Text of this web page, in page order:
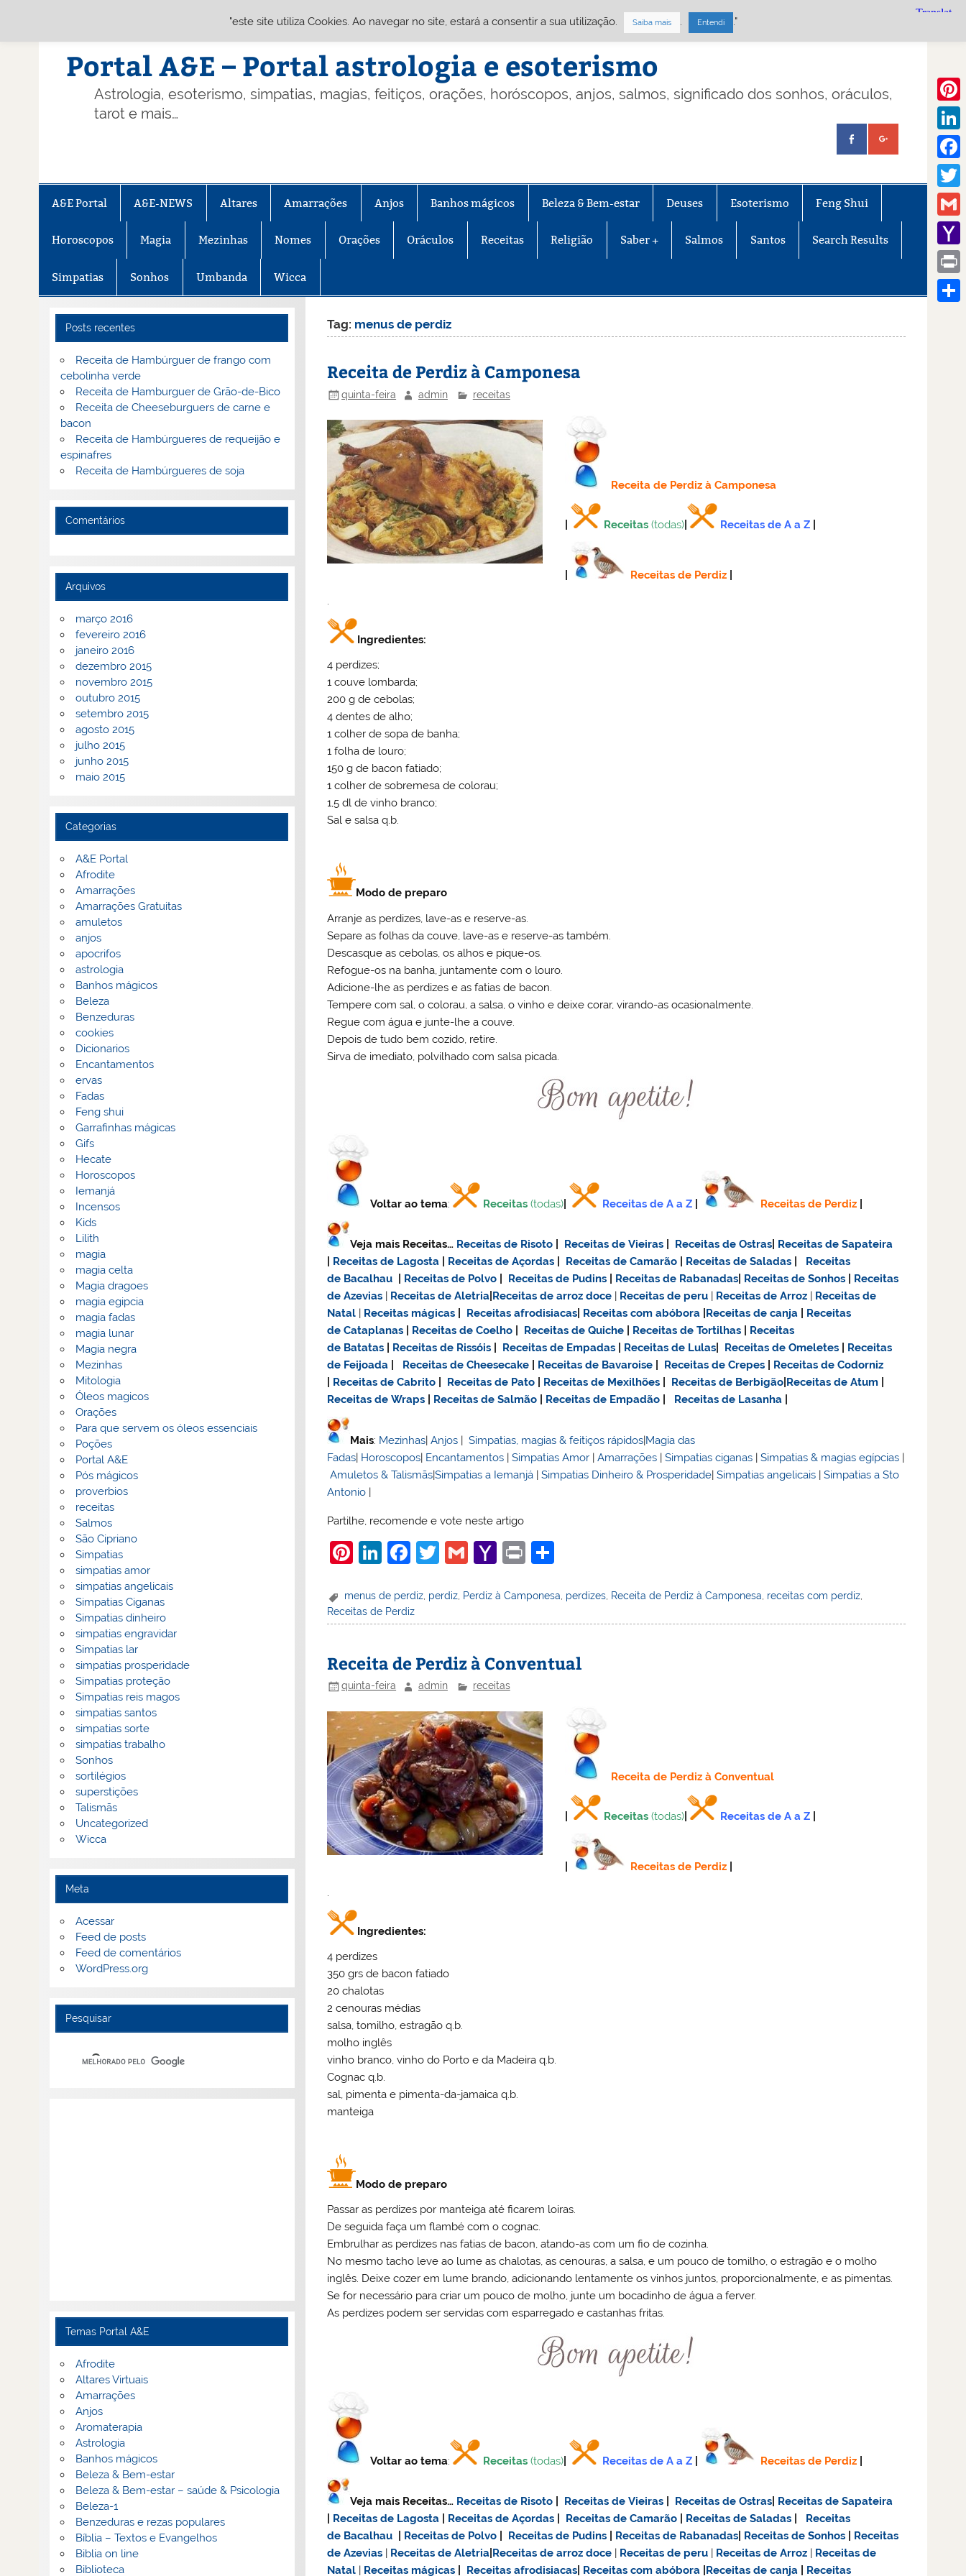
Portal A&E – Portal astrologia e esoterismo
Astrologia, esoterismo, simpatias, magias, feitiços, orações, horóscopos, anjos, salmos, significado dos sonhos, oráculos,
tarot e mais…
A&E Portal A&E-NEWS Altares Amarrações Anjos Banhos mágicos Beleza & Bem-estar Deuses Esoterismo Feng Shui
Horoscopos Magia Mezinhas Nomes Orações Oráculos Receitas Religião Saber + Salmos Santos Search Results
Simpatias Sonhos Umbanda Wicca
Tag: menus de perdiz
Receita de Perdiz à Camponesa
quinta-feira admin receitas
Receita de Perdiz à Camponesa
Receitas (todas)| Receitas de A a Z
Receitas de Perdiz
Ingredientes:
4 perdizes;
1 couve lombarda;
200 g de cebolas;
4 dentes de alho;
1 colher de sopa de banha;
1 folha de louro;
150 g de bacon fatiado;
1 colher de sobremesa de colorau;
1,5 dl de vinho branco;
Sal e salsa q.b.
Modo de preparo
Arranje as perdizes, lave-as e reserve-as.
Separe as folhas da couve, lave-as e reserve-as também.
Descasque as cebolas, os alhos e pique-os.
Refogue-os na banha, juntamente com o louro.
Adicione-lhe as perdizes e as fatias de bacon.
Tempere com sal, o colorau, a salsa, o vinho e deixe corar, virando-as ocasionalmente.
Regue com água e junte-lhe a couve.
Depois de tudo bem cozido, retire.
Sirva de imediato, polvilhado com salsa picada.
Voltar ao tema: Receitas (todas) Receitas de A a Z Receitas de Perdiz
Veja mais Receitas… Receitas de Risoto Receitas de Vieiras Receitas de Ostras
Receitas de Sapateira
Receitas de Lagosta Receitas de Açordas Receitas de Camarão Receitas de Saladas
Receitas
de Bacalhau
Receitas de Polvo Receitas de Pudins Receitas de Rabanadas Receitas de Sonhos
Receitas
de Azevias
Receitas de Aletria Receitas dearroz doce Receitas de peru Receitas de Arroz
Receitas de
Natal
Receitas mágicas Receitas afrodisiacas Receitas com abóbora Receitas de canja
Receitas
de Cataplanas
Receitas de Coelho Receitas de Quiche Receitas de Tortilhas
Receitas
de Batatas
Receitas de Rissóis Receitas de Empadas Receitas de Lulas Receitas de Omeletes
Receitas
de Feijoada
Receitas de Cheesecake Receitas de Bavaroise Receitas de Crepes
Receitas de Codorniz
Receitas de Cabrito Receitas de Pato Receitas de Mexilhões Receitas de Berbigão Receitas de Atum
Receitas de Wraps
Receitas de Salmão Receitas de Empadão Receitas de Lasanha
Mais: Mezinhas|Anjos |Simpatias, magias & feitiços rápidos|Magia das
Fadas| Horoscopos| Encantamentos |Simpatias Amor |Amarrações |Simpatias ciganas |Simpatias & magias egípcias |
Amuletos & Talismãs|Simpatias a Iemanjá |Simpatias Dinheiro & Prosperidade|Simpatias angelicais |Simpatias a Sto
Antonio |
Partilhe, recomende e vote neste artigo
Pi
er
e
Li
k
e
n
F
c
e
o
o
k
T
itt
er
G
ai
l
Y
h
o
M
ai
l
Pr
t
ar
e
menus de perdiz, perdiz, Perdiz à Camponesa, perdizes, Receita de Perdiz à Camponesa, receitas com perdiz,
Receitas de Perdiz
Receita de Perdiz à Conventual
quinta-feira admin receitas
Receita de Perdiz à Conventual
Receitas (todas)| Receitas de A a Z
Receitas de Perdiz|
Ingredientes:
4 perdizes
350 grs de bacon fatiado
20 chalotas
2 cenouras médias
salsa, tomilho, estragão q.b.
molho inglês
vinho branco, vinho do Porto e da Madeira q.b.
Cognac q.b.
sal, pimenta e pimenta-da-jamaica q.b.
manteiga
Modo de preparo
Passar as perdizes por manteiga até ficarem loiras.
De seguida faça um flambé com o cognac.
Embrulhar as perdizes nas fatias de bacon, atando-as com um fio de cozinha.
No mesmo tacho leve ao lume as chalotas, as cenouras, a salsa, e um pouco de tomilho, o estragão e o molho
inglês. Deixe cozer em lume brando, adicionando lentamente os vinhos juntos, proporcionalmente, e as pimentas.
Se for necessário para criar um pouco de molho, junte um bocadinho de água a ferver.
As perdizes podem ser servidas com esparregado e castanhas fritas.
Voltar ao tema: Receitas (todas) Receitas de A a Z Receitas de Perdiz
Veja mais Receitas… Receitas de Risoto Receitas de Vieiras Receitas de Ostras Receitas de Sapateira
Receitas de Lagosta Receitas de Açordas Receitas de Camarão Receitas de Saladas
Receitas
de Bacalhau
Receitas de Polvo Receitas de Pudins Receitas de Rabanadas Receitas de Sonhos
Receitas
de Azevias | Receitas de Aletria Receitas dearroz doce | Receitas de peru | Receitas de Arroz | Receitas de
Natal | Receitas mágicas Receitas afrodisiacas Receitas com abóbora Receitas de canja Receitas
Posts recentes
Receita de Hambúrguer de frango com
cebolinha verde
Receita de Hamburguer de Grão-de-Bico
Receita de Cheeseburguers de carne e
bacon
Receita de Hambúrgueres de requeijão e
espinafres
Receita de Hambúrgueres de soja
Comentários
Arquivos
março 2016
fevereiro 2016
janeiro 2016
dezembro 2015
novembro 2015
outubro 2015
setembro 2015
agosto 2015
julho 2015
junho 2015
maio 2015
Categorias
A&E Portal
Afrodite
Amarrações
Amarrações Gratuitas
amuletos
anjos
apocrifos
astrologia
Banhos mágicos
Beleza
Benzeduras
cookies
Dicionarios
Encantamentos
ervas
Fadas
Feng shui
Garrafinhas mágicas
Gifs
Hecate
Horoscopos
Iemanjá
Incensos
Kids
Lilith
magia
magia celta
Magia dragoes
magia egipcia
magia fadas
magia lunar
Magia negra
Mezinhas
Mitologia
Óleos magicos
Orações
Para que servem os óleos essenciais
Poções
Portal A&E
Pós mágicos
proverbios
receitas
Salmos
São Cipriano
Simpatias
simpatias amor
simpatias angelicais
Simpatias Ciganas
Simpatias dinheiro
simpatias engravidar
Simpatias lar
simpatias prosperidade
Simpatias proteção
Simpatias reis magos
simpatias santos
simpatias sorte
simpatias trabalho
Sonhos
sortilégios
superstições
Talismãs
Uncategorized
Wicca
Meta
Acessar
Feed de posts
Feed de comentários
WordPress.org
Pesquisar
Temas Portal A&E
Afrodite
Altares Virtuais
Amarrações
Anjos
Aromaterapia
Astrologia
Banhos mágicos
Beleza & Bem-estar
Beleza & Bem-estar – saúde & Psicologia
Beleza-1
Benzeduras e rezas populares
Bíblia – Textos e Evangelhos
Biblia on line
Biblioteca
Gmail
Mail
Print
"este site utiliza Cookies. Ao navegar no site, estará a consentir a sua utilização. Saiba mais . Entendi ."